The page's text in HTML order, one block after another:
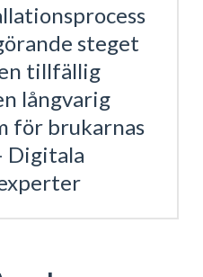
steget
tillfällig
långvarig
för brukarnas
Digitala